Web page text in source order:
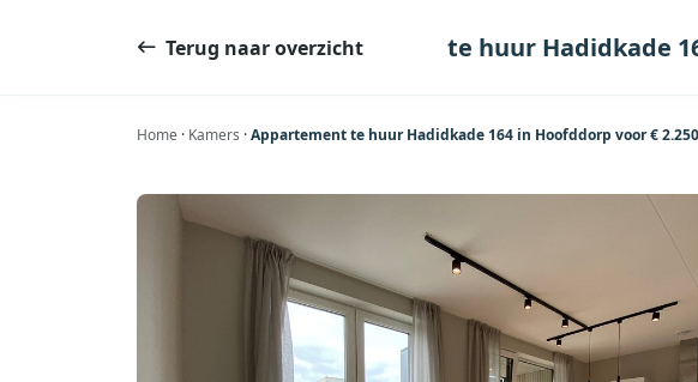
Terug naar overzicht te huur Hadidkade
Home · Kamers ·Appartement te huur Hadidkade 164 in Hoofddorp voor € 2.250